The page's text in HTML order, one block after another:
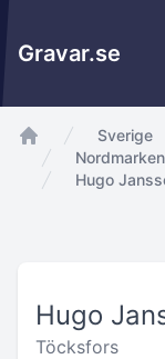
Gravar.se
app.Start
Sverige
Hugo
Hugo
Töcksfors